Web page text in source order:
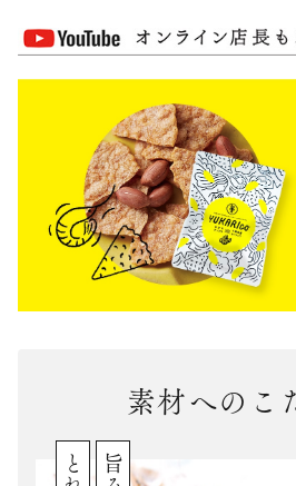
素材へのこ